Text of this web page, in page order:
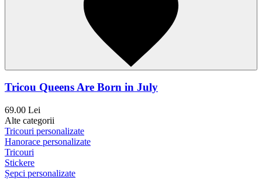
Tricou Queens Are Born in July
69.00 Lei
Alte categorii
Tricouri personalizate
Hanorace personalizate
Tricouri
Stickere
Șepci personalizate